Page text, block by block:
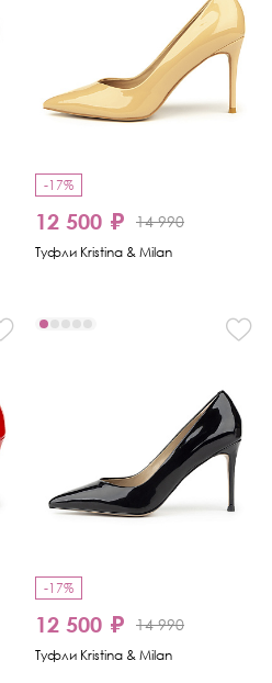
-17%
12 500 ₽ 14 990
Туфли Kristina & Milan
-17%
12 500 ₽ 14 990
Туфли Kristina & Milan